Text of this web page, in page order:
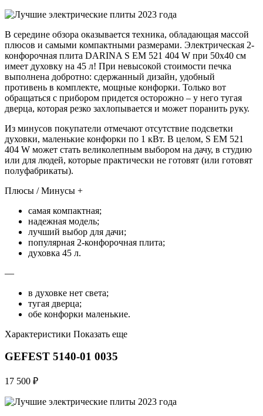
В середине обзора оказывается техника, обладающая массой
плюсов и самыми компактными размерами. Электрическая 2-
конфорочная плита DARINA S EM 521 404 W при 50х40 см
имеет духовку на 45 л! При невысокой стоимости печка
выполнена добротно: сдержанный дизайн, удобный
противень в комплекте, мощные конфорки. Только вот
обращаться с прибором придется осторожно – у него тугая
дверца, которая резко захлопывается и может поранить руку.
Из минусов покупатели отмечают отсутствие подсветки
духовки, маленькие конфорки по 1 кВт. В целом, S EM 521
404 W может стать великолепным выбором на дачу, в студию
или для людей, которые практически не готовят (или готовят
полуфабрикаты).
Плюсы / Минусы +
самая компактная;
надежная модель;
лучший выбор для дачи;
популярная 2-конфорочная плита;
духовка 45 л.
—
в духовке нет света;
тугая дверца;
обе конфорки маленькие.
Характеристики Показать еще
GEFEST 5140-01 0035
17 500 ₽